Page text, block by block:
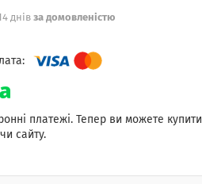
днів за домовленістю
платежі. Тепер ви можете купити
сайту.